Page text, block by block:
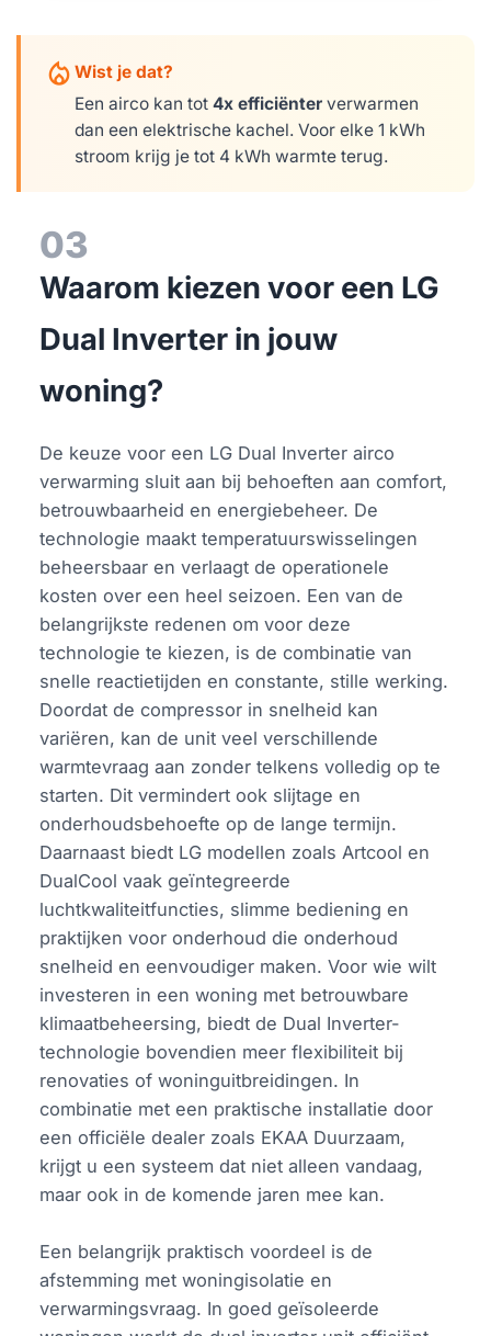
mode_heatWist je dat?
Een airco kan tot4x efficiënter verwarmen
dan een elektrische kachel. Voor elke 1 kWh
stroom krijg je tot 4 kWh warmte terug.
03
Waarom kiezen voor een LG
Dual Inverter in jouw
woning?
De keuze voor een LG Dual Inverter airco
verwarming sluit aan bij behoeften aan comfort,
betrouwbaarheid en energiebeheer. De
technologie maakt temperatuurswisselingen
beheersbaar en verlaagt de operationele
kosten over een heel seizoen. Een van de
belangrijkste redenen om voor deze
technologie te kiezen, is de combinatie van
snelle reactietijden en constante, stille werking.
Doordat de compressor in snelheid kan
variëren, kan de unit veel verschillende
warmtevraag aan zonder telkens volledig op te
starten. Dit vermindert ook slijtage en
onderhoudsbehoefte op de lange termijn.
Daarnaast biedt LG modellen zoals Artcool en
DualCool vaak geïntegreerde
luchtkwaliteitfuncties, slimme bediening en
praktijken voor onderhoud die onderhoud
snelheid en eenvoudiger maken. Voor wie wilt
investeren in een woning met betrouwbare
klimaatbeheersing, biedt de Dual Inverter-
technologie bovendien meer flexibiliteit bij
renovaties of woninguitbreidingen. In
combinatie met een praktische installatie door
een officiële dealer zoals EKAA Duurzaam,
krijgt u een systeem dat niet alleen vandaag,
maar ook in de komende jaren mee kan.
Een belangrijk praktisch voordeel is de
afstemming met woningisolatie en
verwarmingsvraag. In goed geïsoleerde